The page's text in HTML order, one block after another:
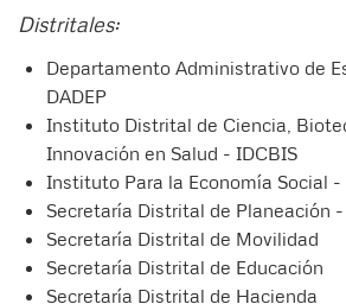
Distritales:
Departamento Administrativo de
DADEP
Instituto Distrital de Ciencia,
Innovación en Salud - IDCBIS
Instituto Para la Economía Social -
Secretaría Distrital de Planeación -
Secretaría Distrital de Movilidad
Secretaría Distrital de Educación
Secretaría Distrital de Hacienda